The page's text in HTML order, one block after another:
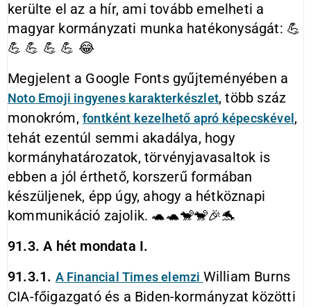
kerülte el az a hír, ami tovább emelheti a
magyar kormányzati munka hatékonyságát: 💪
💪 💪 💪 💪 😂
Megjelent a Google Fonts gyűjteményében a
NotoEmoji ingyenes karakterkészlet, több száz
monokróm, fontként kezelhető apró képecskével ,
tehát ezentúl semmi akadálya, hogy
kormányhatározatok, törvényjavasaltok is
ebben a jól érthető, korszerű formában
készüljenek, épp úgy, ahogy a hétköznapi
kommunikáció zajolik. 🐢🐢🐒🐒🎉🐬
91.3. A hét mondata I.
91.3.1. A Financial Times elemzi William Burns
CIA-főigazgató és a Biden-kormányzat közötti